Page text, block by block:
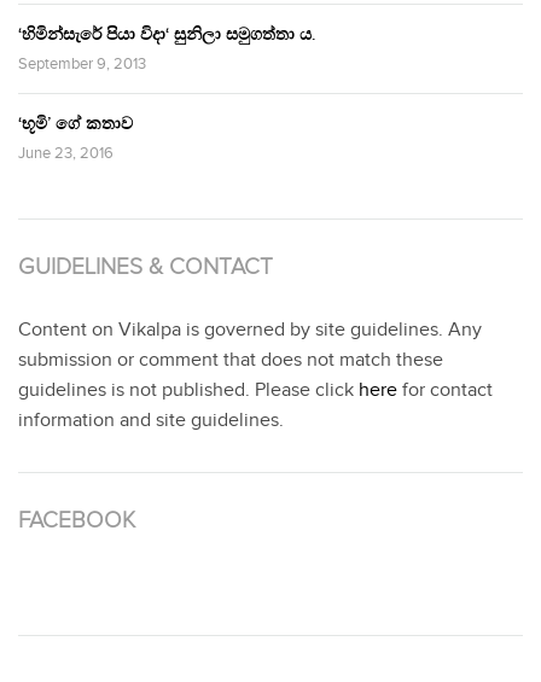
‘හිමින්සැරේ පියා විදා‘ සුනිලා සමුගත්තා ය.
September 9, 2013
‘භූමි’ ගේ කතාව
June 23, 2016
GUIDELINES & CONTACT
Content on Vikalpa is governed by site guidelines. Any
submission or comment that does not match these
guidelines is not published. Please click here for contact
information and site guidelines.
FACEBOOK